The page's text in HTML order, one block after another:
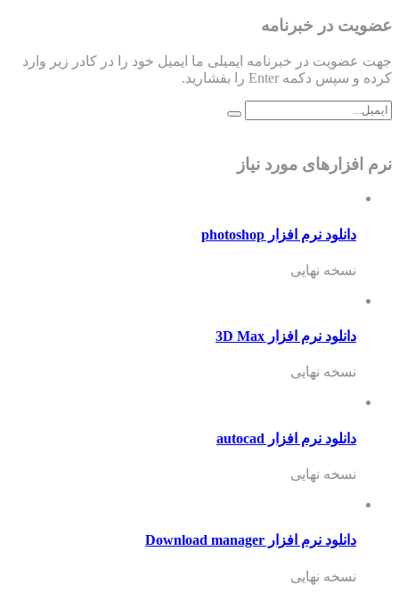
عضویت در خبرنامه
جهت عضویت در خبرنامه ایمیلی ما ایمیل خود را در کادر زیر وارد
کرده و سپس دکمه Enter را بفشارید.
نرم افزارهای مورد نیاز
دانلود نرم افزار photoshop
نسخه نهایی
دانلود نرم افزار 3D Max
نسخه نهایی
دانلود نرم افزار autocad
نسخه نهایی
دانلود نرم افزار Download manager
نسخه نهایی